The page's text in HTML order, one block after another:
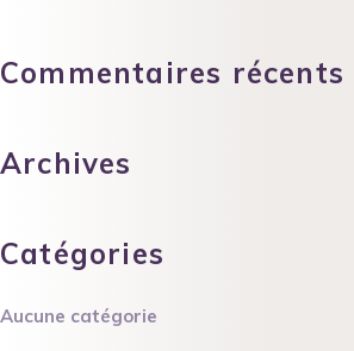
Commentaires récents
Archives
Catégories
Aucune catégorie